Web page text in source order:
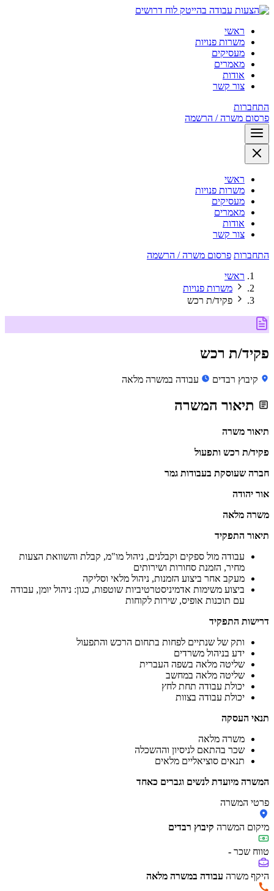
לוח דרושים
ראשי
משרות פנויות
מעסיקים
מאמרים
אודות
צור קשר
התחברות
פרסום משרה / הרשמה
ראשי
משרות פנויות
מעסיקים
מאמרים
אודות
צור קשר
התחברות פרסום משרה / הרשמה
ראשי
משרות פנויות
פקיד/ת רכש
פקיד/ת רכש
קיבוץ רבדים עבודה במשרה מלאה
תיאור המשרה
תיאור משרה
פקיד/ת רכש ותפעול
חברה שעוסקת בעבודות גמר
אור יהודה
משרה מלאה
תיאור התפקיד
עבודה מול ספקים וקבלנים, ניהול מו"מ, קבלת והשוואת הצעות
מחיר, הזמנת סחורות ושירותים
מעקב אחר ביצוע הזמנות, ניהול מלאי וסליקה
ביצוע משימות אדמיניסטרטיביות שוטפות, כגון: ניהול יומן, עבודה
עם תוכנות אופיס, שירות לקוחות
דרישות התפקיד
ותק של שנתיים לפחות בתחום הרכש והתפעול
ידע בניהול משרדים
שליטה מלאה בשפה העברית
שליטה מלאה במחשב
יכולת עבודה תחת לחץ
יכולת עבודה בצוות
תנאי העסקה
משרה מלאה
שכר בהתאם לניסיון וההשכלה
תנאים סוציאליים מלאים
המשרה מיועדת לנשים וגברים כאחד
פרטי המשרה
מיקום המשרה קיבוץ רבדים
טווח שכר -
היקף משרה עבודה במשרה מלאה